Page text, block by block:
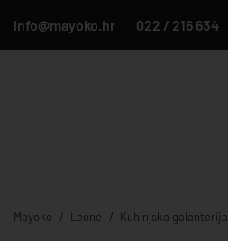
info@mayoko.hr 022 / 216 634
Mayoko Leone Kuhinjska galanterija